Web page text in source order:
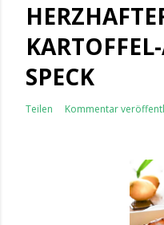
SPECK
Teilen Kommentar